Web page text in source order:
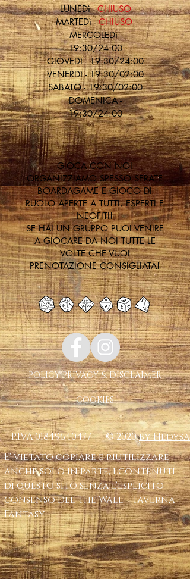
LUNEDì -CHIUSO
MARTEDì -CHIUSO
MERCOLEDì -
19:30/24:00
GIOVEDì - 19:30/24:00
VENERDì - 19:30/02:00
SABATO - 19:30/02:00
DOMENICA -
19:30/24:00
GIOCA CON NOI
ORGANIZZIAMO SPESSO SERATE
BOARDAGAME E GIOCO DI
RUOLO APERTE A TUTTI, ESPERTI E
NEOFITI!
SE HAI UN GRUPPO PUOI VENIRE
A GIOCARE DA NOI TUTTE LE
VOLTE CHE VUOI
PRENOTAZIONE CONSIGLIATA!
POLICY PRIVACY & DISCLAIMER
COOKIES
P.IVA01849640477© 2020by Hedysa
E' vietato copiare e riutilizzare,
anche solo in parte, i contenuti
di questo sito senza l'esplicito
consenso del The Wall - Taverna
Fantasy